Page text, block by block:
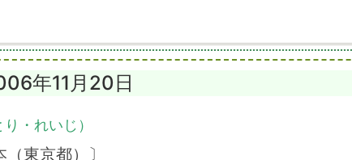
年11月20日
り・れいじ）
（東京都）〕